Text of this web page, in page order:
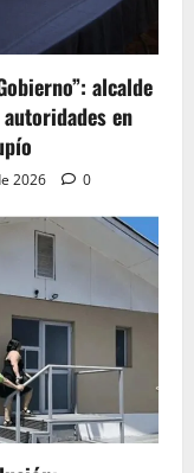
alcalde
en
2026 0